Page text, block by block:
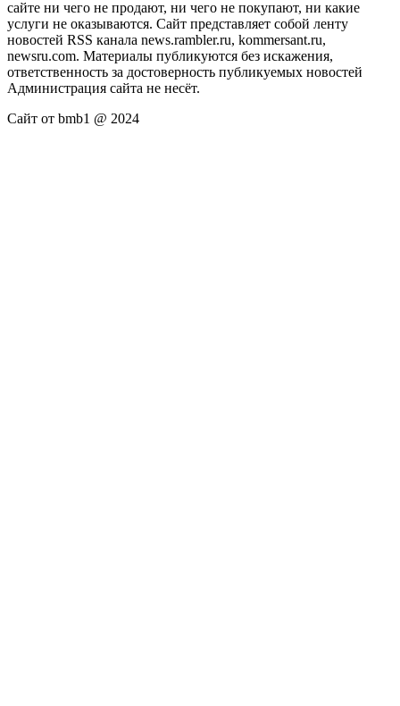
сайте ни чего не продают, ни чего не покупают, ни какие
услуги не оказываются. Сайт представляет собой ленту
новостей RSS канала news.rambler.ru, kommersant.ru,
newsru.com. Материалы публикуются без искажения,
ответственность за достоверность публикуемых новостей
Администрация сайта не несёт.
Сайт от bmb1 @ 2024